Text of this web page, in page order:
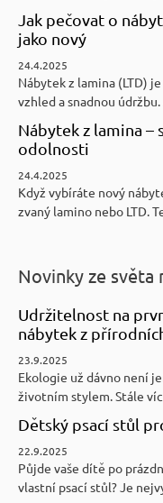
Jak pečovat o
jako nový
24.4.2025
Nábytek z lamina (LTD)
vzhled a snadnou údržbu.
Nábytek z lamina –
odolnosti
24.4.2025
Když vybíráte nový
zvaný lamino nebo LTD.
Novinky ze světa
Udržitelnost na
nábytek z
23.9.2025
Ekologie už dávno není
životním stylem. Stále
Dětský psací stůl
22.9.2025
Půjde vaše dítě po
vlastní psací stůl? Je